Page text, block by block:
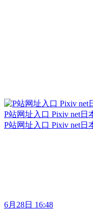
P站网址入口 Pixiv net日
P站网址入口 Pixiv net日
6月28日 16:48